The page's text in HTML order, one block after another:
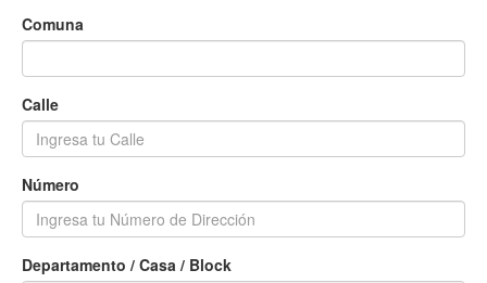
Comuna
Calle
Número
Departamento / Casa / Block